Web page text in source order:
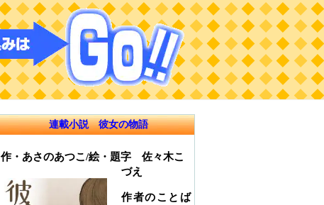
連載小説 彼女の物語
作・あさのあつこ/絵・題字 佐々木こ
づえ
作者のことば